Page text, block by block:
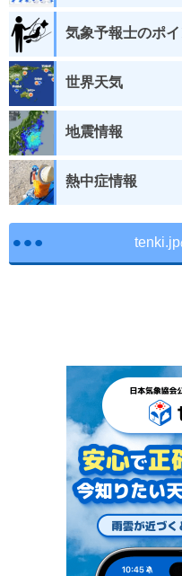
気象予報士のポ
世界天気
地震情報
熱中症情報